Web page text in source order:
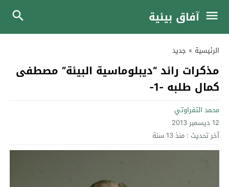
آفاق بيئية
الرئيسية » جديد
مذكرات رائد “ديبلوماسية البيئة” مصطفى
كمال طلبه -1-
محمد التفراوتي
12 ديسمبر 2013
آخر تحديث : منذ 13 سنة